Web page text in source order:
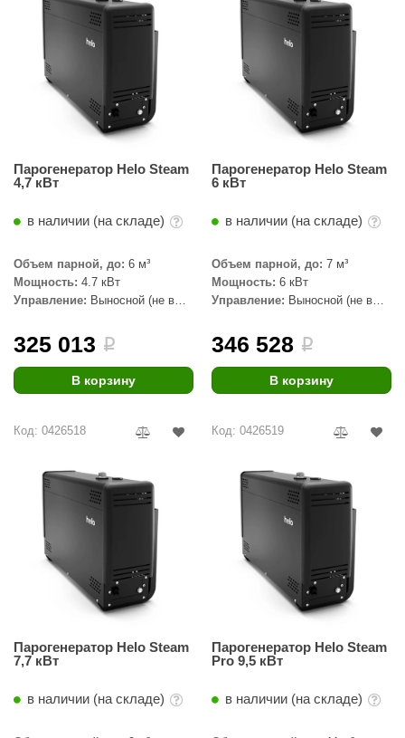
Парогенератор Helo Steam
4,7 кВт
в наличии (на складе)
Объем парной, до: 6 м³
Мощность: 4.7 кВт
Управление: Выносной (не в
325 013 i
В корзину
Парогенератор Helo Steam
6 кВт
в наличии (на складе)
Объем парной, до: 7 м³
Мощность: 6 кВт
Управление: Выносной (не в
346 528 i
В корзину
Код: 0426518
Парогенератор Helo Steam
7,7 кВт
в наличии (на складе)
Код: 0426519
Парогенератор Helo Steam
Pro 9,5 кВт
в наличии (на складе)